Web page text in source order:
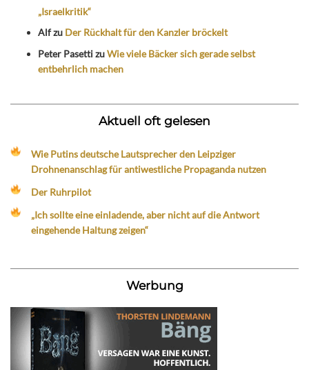
„Israelkritik“
Alfzu Der Rückhalt für den Kanzler bröckelt
Peter PasettizuWie viele Bäcker sich gerade selbst
entbehrlich machen
Aktuell oft gelesen
Wie Putins deutsche Lautsprecher den Leipziger
Drohnenanschlag für antiwestliche Propaganda nutzen
Der Ruhrpilot
„Ich sollte eine einladende, aber nicht auf die Antwort
eingehende Haltung zeigen“
Werbung